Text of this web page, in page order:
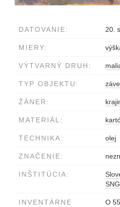
DATOVANIE: 20.
MIERY:
VÝTVARNÝ DRUH:
TYP OBJEKTU:
ŽÁNER:
MATERIÁL:
TECHNIKA: olej
ZNAČENIE:
INŠTITÚCIA:
SNG
INVENTÁRNE
O